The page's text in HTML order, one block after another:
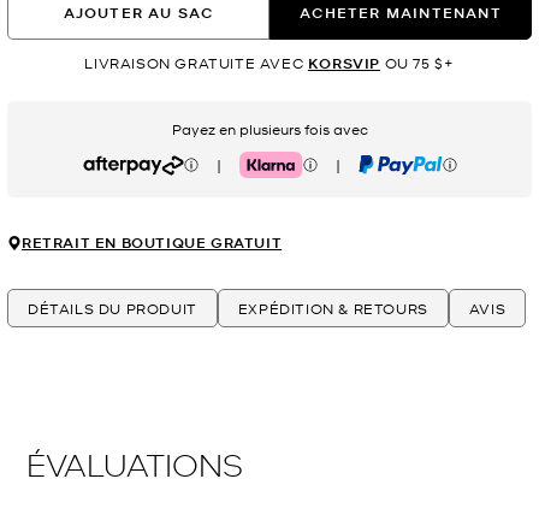
AJOUTER AU SAC ACHETER MAINTENANT
LIVRAISON GRATUITE AVEC KORSVIP OU 75 $+
Payez en plusieurs fois avec
Afterpay | Klarna | PayPal
RETRAIT EN BOUTIQUE GRATUIT
DÉTAILS DU PRODUIT EXPÉDITION & RETOURS AVIS